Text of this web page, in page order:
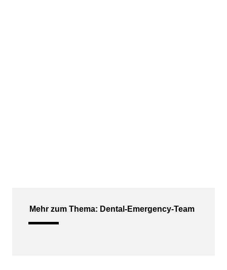
Mehr zum Thema: Dental-Emergency-Team